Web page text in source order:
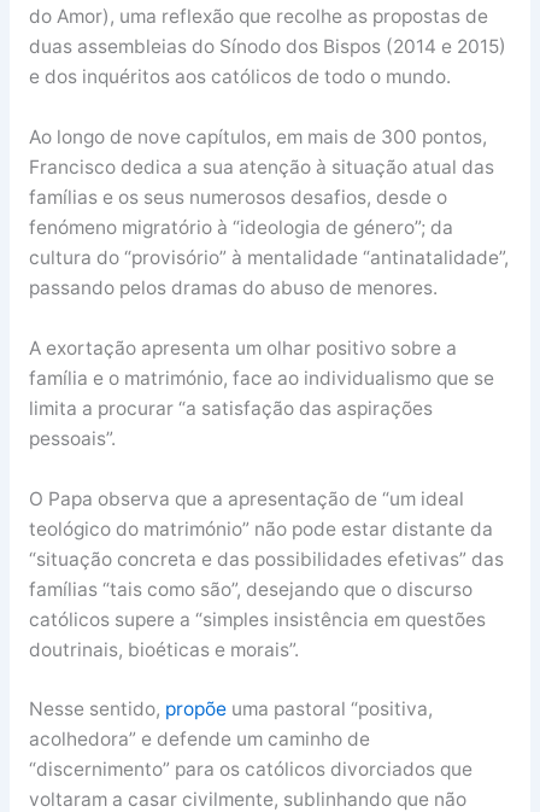
do Amor), uma reflexão que recolhe as propostas de
duas assembleias do Sínodo dos Bispos (2014 e 2015)
e dos inquéritos aos católicos de todo o mundo.
Ao longo de nove capítulos, em mais de 300 pontos,
Francisco dedica a sua atenção à situação atual das
famílias e os seus numerosos desafios, desde o
fenómeno migratório à “ideologia de género”; da
cultura do “provisório” à mentalidade “antinatalidade”,
passando pelos dramas do abuso de menores.
A exortação apresenta um olhar positivo sobre a
família e o matrimónio, face ao individualismo que se
limita a procurar “a satisfação das aspirações
pessoais”.
O Papa observa que a apresentação de “um ideal
teológico do matrimónio” não pode estar distante da
“situação concreta e das possibilidades efetivas” das
famílias “tais como são”, desejando que o discurso
católicos supere a “simples insistência em questões
doutrinais, bioéticas e morais”.
Nesse sentido, propõeuma pastoral “positiva,
acolhedora” e defende um caminho de
“discernimento” para os católicos divorciados que
voltaram a casar civilmente, sublinhando que não